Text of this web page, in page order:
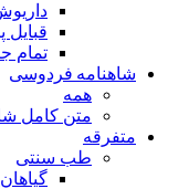
تمام
شاهنامه فردوسی
همه
متن کامل
متفرقه
طب سنتی